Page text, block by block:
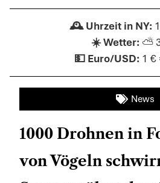
⛅
1 €
News
1000 Drohnen in
von Vögeln